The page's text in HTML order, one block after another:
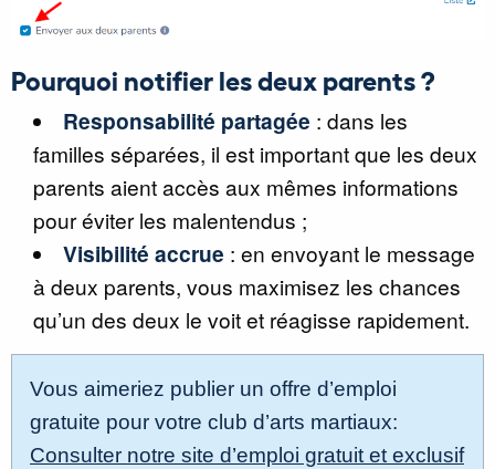
Pourquoi notifier les deux parents ?
Responsabilité partagée : dans les
familles séparées, il est important que les deux
parents aient accès aux mêmes informations
pour éviter les malentendus ;
Visibilité accrue : en envoyant le message
à deux parents, vous maximisez les chances
qu’un des deux le voit et réagisse rapidement.
Vous aimeriez publier un offre d’emploi
gratuite pour votre club d’arts martiaux:
Consulter notre site d’emploi gratuit et exclusif